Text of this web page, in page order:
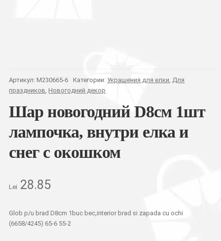
Артикул: M230665-6 Категории: Украшения для елки, Для
праздников, Новогодний декор
Шар новогодний D8см 1шт
лампочка, внутри елка и
снег с окошком
Lei 28.85
Glob p/u brad D8cm 1buc bec,interior brad si zapada cu ochi
(6658/4245) 65-6 55-2